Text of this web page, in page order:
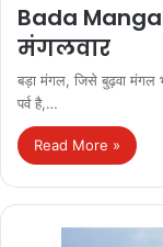
Bada
मंगलवार
बड़ा मंगल, जिसे बुढ़वा मंगल
पर्व है,…
Read More »